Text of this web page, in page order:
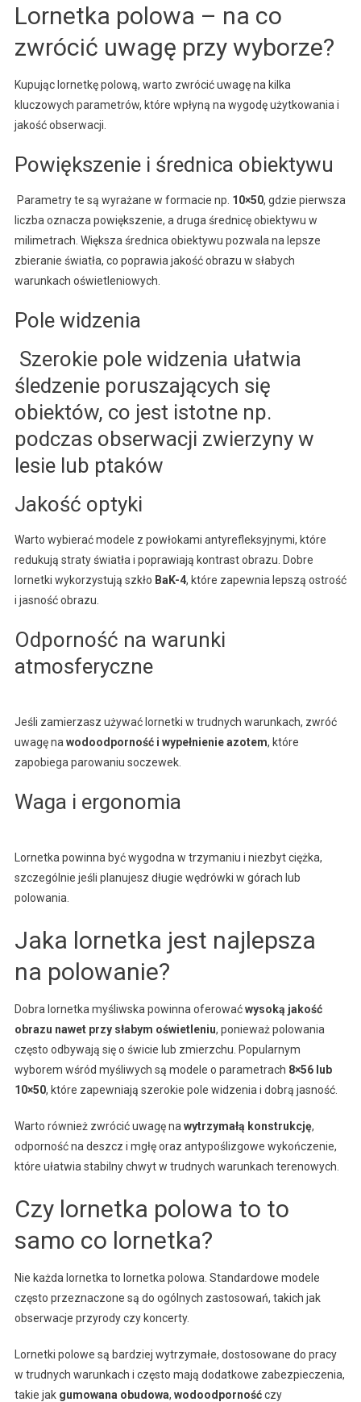
Lornetka polowa – na co
zwrócić uwagę przy wyborze?
Kupując lornetkę polową, warto zwrócić uwagę na kilka
kluczowych parametrów, które wpłyną na wygodę użytkowania i
jakość obserwacji.
Powiększenie i średnica obiektywu
Parametry te są wyrażane w formacie np. 10×50, gdzie pierwsza
liczba oznacza powiększenie, a druga średnicę obiektywu w
milimetrach. Większa średnica obiektywu pozwala na lepsze
zbieranie światła, co poprawia jakość obrazu w słabych
warunkach oświetleniowych.
Pole widzenia
Szerokie pole widzenia ułatwia
śledzenie poruszających się
obiektów, co jest istotne np.
podczas obserwacji zwierzyny w
lesie lub ptaków
Jakość optyki
Warto wybierać modele z powłokami antyrefleksyjnymi, które
redukują straty światła i poprawiają kontrast obrazu. Dobre
lornetki wykorzystują szkło BaK-4, które zapewnia lepszą ostrość
i jasność obrazu.
Odporność na warunki
atmosferyczne
Jeśli zamierzasz używać lornetki w trudnych warunkach, zwróć
uwagę nawodoodporność i wypełnienie azotem, które
zapobiega parowaniu soczewek.
Waga i ergonomia
Lornetka powinna być wygodna w trzymaniu i niezbyt ciężka,
szczególnie jeśli planujesz długie wędrówki w górach lub
polowania.
Jaka lornetka jest najlepsza
na polowanie?
Dobra lornetka myśliwska powinna oferowaćwysoką jakość
obrazu nawet przy słabym oświetleniu, ponieważ polowania
często odbywają się o świcie lub zmierzchu. Popularnym
wyborem wśród myśliwych są modele o parametrach 8×56 lub
10×50, które zapewniają szerokie pole widzenia i dobrą jasność.
Warto również zwrócić uwagę nawytrzymałą konstrukcję,
odporność na deszcz i mgłę oraz antypoślizgowe wykończenie,
które ułatwia stabilny chwyt w trudnych warunkach terenowych.
Czy lornetka polowa to to
samo co lornetka?
Nie każda lornetka to lornetka polowa. Standardowe modele
często przeznaczone są do ogólnych zastosowań, takich jak
obserwacje przyrody czy koncerty.
Lornetki polowe są bardziej wytrzymałe, dostosowane do pracy
w trudnych warunkach i często mają dodatkowe zabezpieczenia,
takie jak gumowana obudowa, wodoodpornośćczy